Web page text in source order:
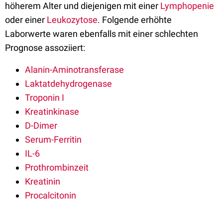
höherem Alter und diejenigen mit einer Lymphopenie
oder einer Leukozytose. Folgende erhöhte
Laborwerte waren ebenfalls mit einer schlechten
Prognose assoziiert:
Alanin-Amino­transferase
Laktatdehydrogenase
Troponin I
Kreatinkinase
D-Dimer
Serum-Ferritin
IL-6
Prothrombinzeit
Kreatinin
Procalcitonin